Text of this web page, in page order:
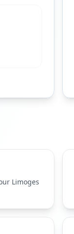
Limoges